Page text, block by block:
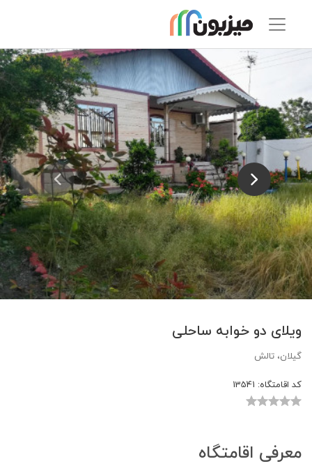
ویلای دو خوابه ساحلی
گیلان، تالش
کد اقامتگاه:
معرفی اقامتگاه